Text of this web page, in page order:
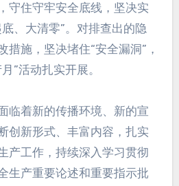
守住守牢安全底线，坚决实
、大清零”。对排查出的隐
措施，坚决堵住“安全漏洞”，
”活动扎实开展。
临着新的传播环境、新的宣
创新形式、丰富内容，扎实
产工作，持续深入学习贯彻
生产重要论述和重要指示批